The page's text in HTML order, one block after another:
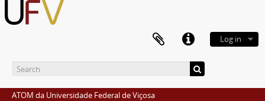
Log in
ATOM da Universidade Federal de Viçosa